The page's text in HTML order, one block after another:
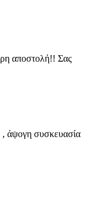
αποστολή!! Σας
άψογη συσκευασία